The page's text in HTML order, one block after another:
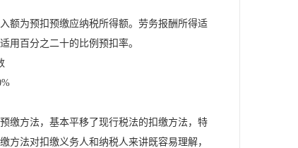
为预扣预缴应纳税所得额。劳务报酬所得适
用百分之二十的比例预扣率。
方法，基本平移了现行税法的扣缴方法，特
方法对扣缴义务人和纳税人来讲既容易理解，